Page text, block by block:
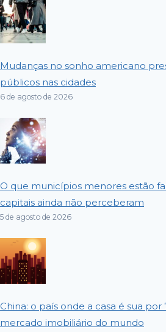
Mudanças no sonho americano
públicos nas cidades
6 de agosto de 2026
O que municípios menores estão
capitais ainda não perceberam
5 de agosto de 2026
China: o país onde a casa é sua
mercado imobiliário do mundo